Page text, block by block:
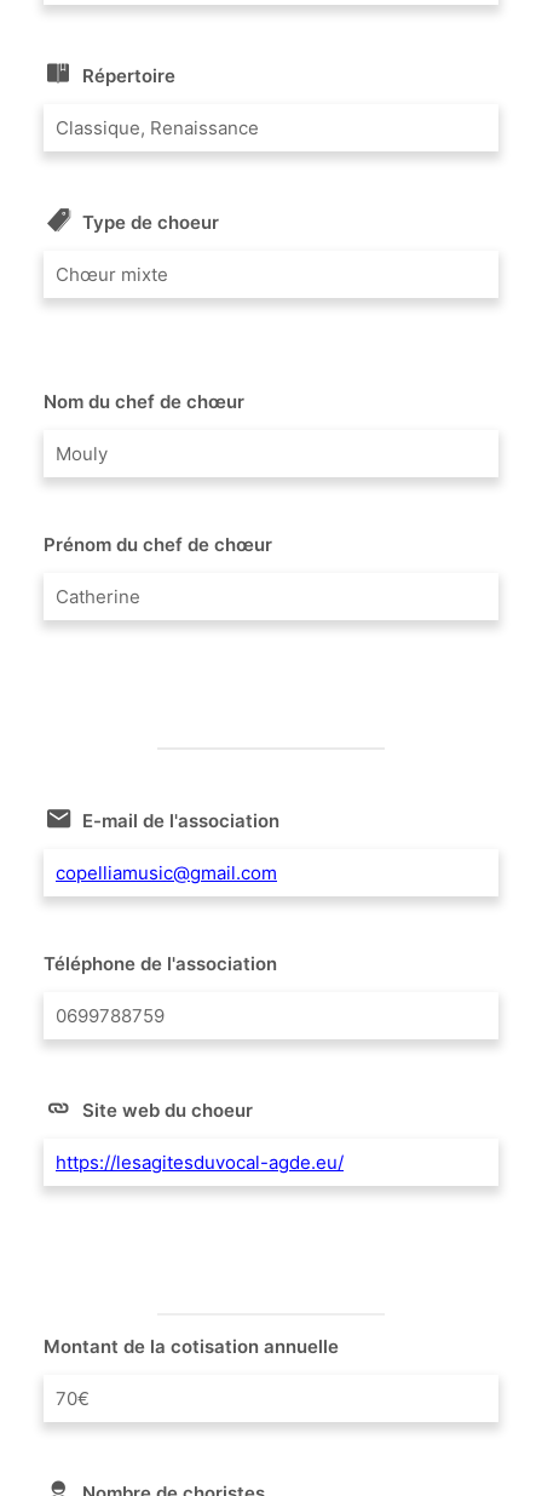
Répertoire
Classique, Renaissance
Type de choeur
Chœur mixte
Nom du chef de chœur
Mouly
Prénom du chef de chœur
Catherine
E-mail de l'association
copelliamusic@gmail.com
Téléphone de l'association
0699788759
Site web du choeur
https://lesagitesduvocal-agde.eu/
Montant de la cotisation annuelle
70€